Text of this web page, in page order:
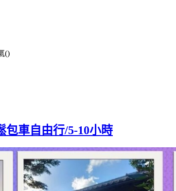
()
車自由行/5-10小時